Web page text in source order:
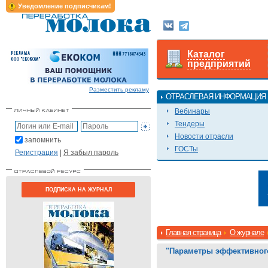
Уведомление подписчикам!
Разместить рекламу
запомнить
Регистрация | Я забыл пароль
ПОДПИСКА НА ЖУРНАЛ
Каталог
предприятий
ОТРАСЛЕВАЯ ИНФОРМАЦИЯ
Вебинары
Тендеры
Новости отрасли
ГОСТы
Главная страница О журнале
"Параметры